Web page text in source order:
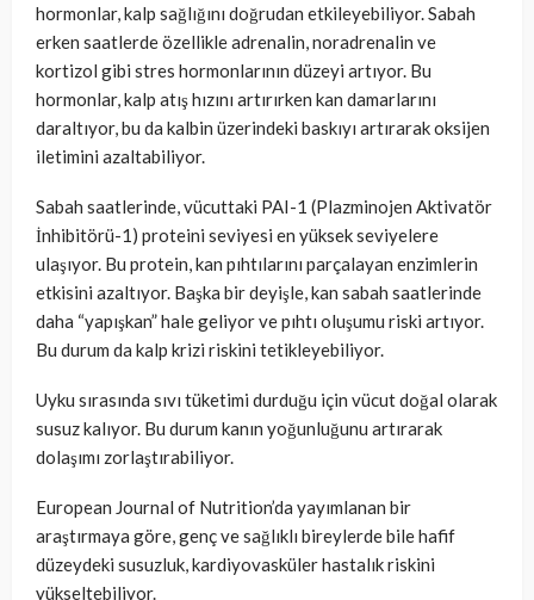
hormonlar, kalp sağlığını doğrudan etkileyebiliyor. Sabah
erken saatlerde özellikle adrenalin, noradrenalin ve
kortizol gibi stres hormonlarının düzeyi artıyor. Bu
hormonlar, kalp atış hızını artırırken kan damarlarını
daraltıyor, bu da kalbin üzerindeki baskıyı artırarak oksijen
iletimini azaltabiliyor.
Sabah saatlerinde, vücuttaki PAI-1 (Plazminojen Aktivatör
İnhibitörü-1) proteini seviyesi en yüksek seviyelere
ulaşıyor. Bu protein, kan pıhtılarını parçalayan enzimlerin
etkisini azaltıyor. Başka bir deyişle, kan sabah saatlerinde
daha “yapışkan” hale geliyor ve pıhtı oluşumu riski artıyor.
Bu durum da kalp krizi riskini tetikleyebiliyor.
Uyku sırasında sıvı tüketimi durduğu için vücut doğal olarak
susuz kalıyor. Bu durum kanın yoğunluğunu artırarak
dolaşımı zorlaştırabiliyor.
European Journal of Nutrition’da yayımlanan bir
araştırmaya göre, genç ve sağlıklı bireylerde bile hafif
düzeydeki susuzluk, kardiyovasküler hastalık riskini
yükseltebiliyor.